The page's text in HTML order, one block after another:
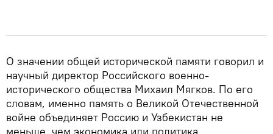
О значении общей исторической памяти говорил и
научный директор Российского военно-
исторического общества Михаил Мягков. По его
словам, именно память о Великой Отечественной
войне объединяет Россию и Узбекистан не
меньше, чем экономика или политика.